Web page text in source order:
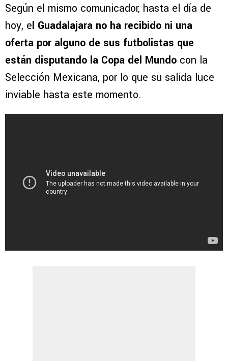
Según el mismo comunicador, hasta el día de
hoy, el Guadalajara no ha recibido ni una
oferta por alguno de sus futbolistas que
están disputando la Copa del Mundo con la
Selección Mexicana, por lo que su salida luce
inviable hasta este momento.